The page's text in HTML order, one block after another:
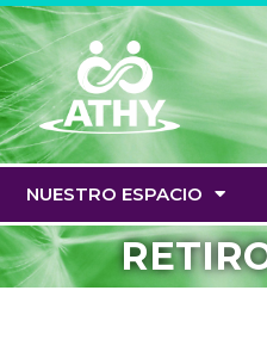
Saltar
al
contenido
NUESTRO ESPACIO